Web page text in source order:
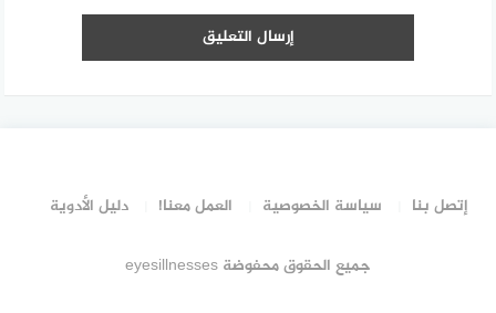
إتصل بنا سياسة الخصوصية العمل معنا! دليل الأدوية
جميع الحقوق محفوضة eyesillnesses